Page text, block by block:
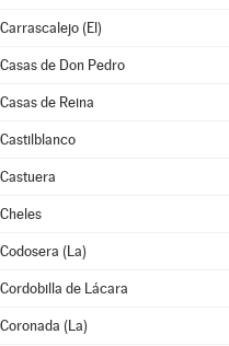
Carrascalejo (El)
Casas de Don Pedro
Casas de Reina
Castilblanco
Castuera
Cheles
Codosera (La)
Cordobilla de Lácara
Coronada (La)